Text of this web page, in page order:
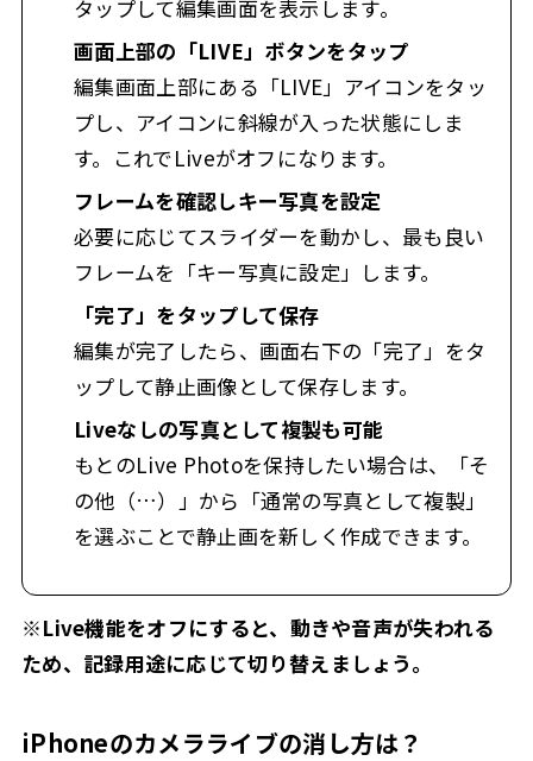
タップして編集画面を表示します。
画面上部の「LIVE」ボタンをタップ
編集画面上部にある「LIVE」アイコンをタッ
プし、アイコンに斜線が入った状態にしま
す。これでLiveがオフになります。
フレームを確認しキー写真を設定
必要に応じてスライダーを動かし、最も良い
フレームを「キー写真に設定」します。
「完了」をタップして保存
編集が完了したら、画面右下の「完了」をタ
ップして静止画像として保存します。
Liveなしの写真として複製も可能
もとのLive Photoを保持したい場合は、「そ
の他（…）」から「通常の写真として複製」
を選ぶことで静止画を新しく作成できます。
※Live機能をオフにすると、動きや音声が失われる
ため、記録用途に応じて切り替えましょう。
iPhoneのカメラライブの消し方は？